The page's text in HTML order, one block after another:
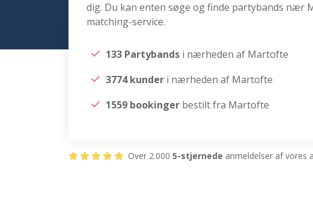
dig. Du kan enten søge og finde partybands nær
matching-service.
133 Partybands i nærheden af Martofte
3774 kunder i nærheden af Martofte
1559 bookinger bestilt fra Martofte
Over 2.000 5-stjernede anmeldelser af vores